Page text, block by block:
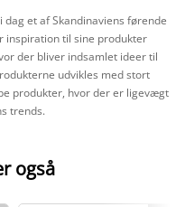
et af Skandinaviens førende
inspiration til sine produkter
der bliver indsamlet ideer til
udvikles med stort
produkter, hvor der er ligevægt
trends.
også